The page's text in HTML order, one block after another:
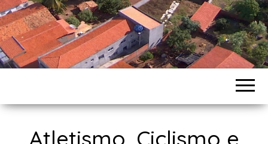
Atletismo, Ciclismo e